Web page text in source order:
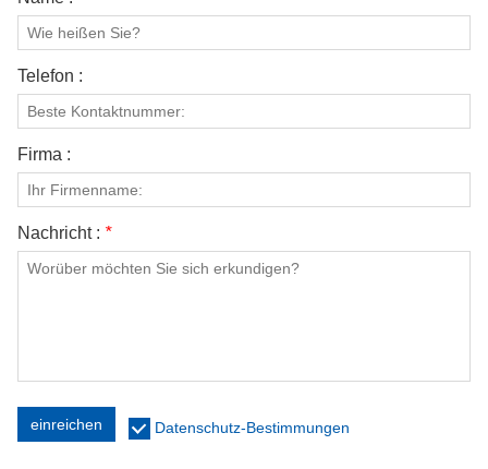
VIDEOS
Telefon :
Firma :
Nachricht : *
einreichen Datenschutz-Bestimmungen